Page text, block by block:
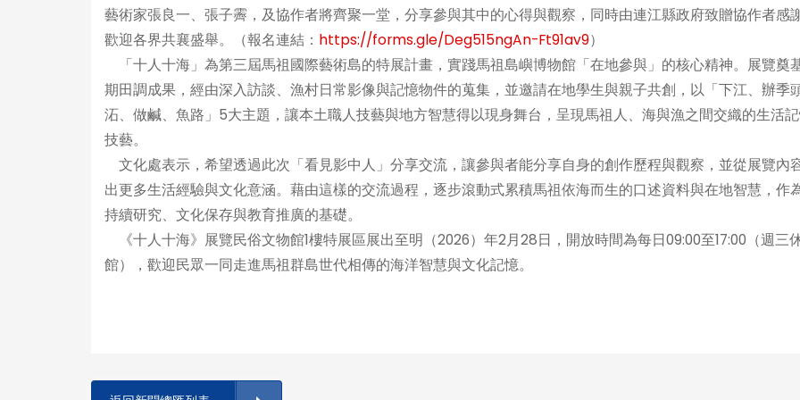
藝術家張良一、張子霽，及協作者將齊聚一堂，分享參與其中的心得與觀察，同時由連江縣政府致贈協作者感
歡迎各界共襄盛舉。（報名連結： https://forms.gle/Deg515ngAn-Ft91av9）
「十人十海」為第三屆馬祖國際藝術島的特展計畫，實踐馬祖島嶼博物館「在地參與」的核心精神。展覽奠
期田調成果，經由深入訪談、漁村日常影像與記憶物件的蒐集，並邀請在地學生與親子共創，以「下江、辦季
沰、做鹹、魚路」5大主題，讓本土職人技藝與地方智慧得以現身舞台，呈現馬祖人、海與漁之間交織的生活
技藝。
文化處表示，希望透過此次「看見影中人」分享交流，讓參與者能分享自身的創作歷程與觀察，並從展覽內
出更多生活經驗與文化意涵。藉由這樣的交流過程，逐步滾動式累積馬祖依海而生的口述資料與在地智慧，作
持續研究、文化保存與教育推廣的基礎。
《十人十海》展覽民俗文物館1樓特展區展出至明（2026）年2月28日，開放時間為每日09:00至17:00（週三
館），歡迎民眾一同走進馬祖群島世代相傳的海洋智慧與文化記憶。